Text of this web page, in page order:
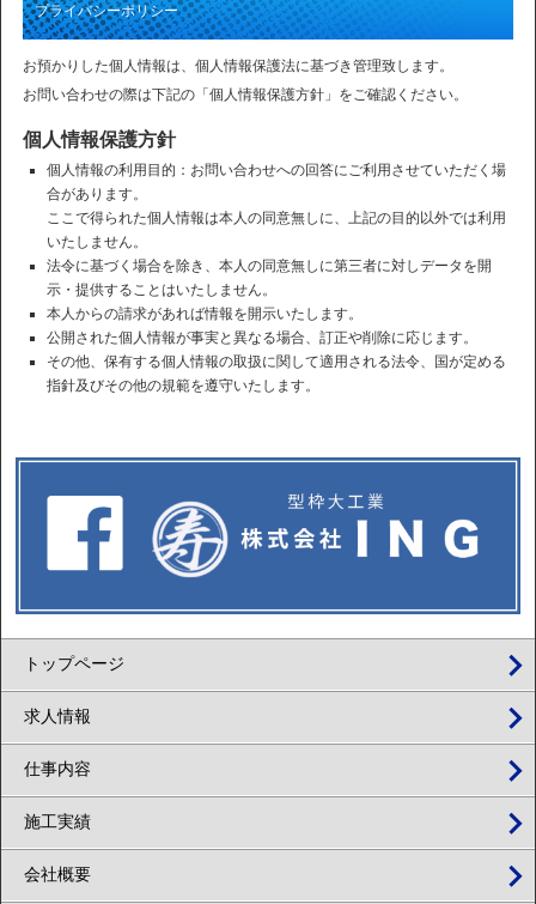
プライバシーポリシー
お預かりした個人情報は、個人情報保護法に基づき管理致します。
お問い合わせの際は下記の「個人情報保護方針」をご確認ください。
個人情報保護方針
個人情報の利用目的：お問い合わせへの回答にご利用させていただく場
合があります。
ここで得られた個人情報は本人の同意無しに、上記の目的以外では利用
いたしません。
法令に基づく場合を除き、本人の同意無しに第三者に対しデータを開
示・提供することはいたしません。
本人からの請求があれば情報を開示いたします。
公開された個人情報が事実と異なる場合、訂正や削除に応じます。
その他、保有する個人情報の取扱に関して適用される法令、国が定める
指針及びその他の規範を遵守いたします。
トップページ
求人情報
仕事内容
施工実績
会社概要